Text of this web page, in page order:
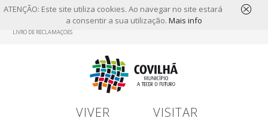
ATENÇÃO: Este site utiliza cookies. Ao navegar no site estará
a consentir a sua utilização. Mais info
LIVRO DE RECLAMAÇÕES
VIVER
VISITAR